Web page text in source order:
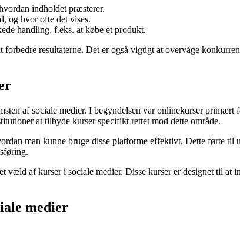
indholdet præsterer.
og hvor ofte det vises.
handling, f.eks. at købe et produkt.
resultaterne. Det er også vigtigt at overvåge
af sociale medier. I begyndelsen var onlinekurser
at tilbyde kurser specifikt rettet mod dette område.
man kunne bruge disse platforme effektivt. Dette førte
af kurser i sociale medier. Disse kurser er designet til at
medier